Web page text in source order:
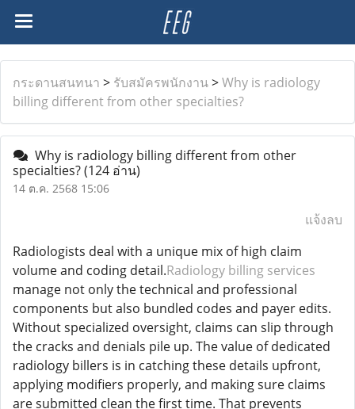
กระดานสนทนา > รับสมัครพนักงาน>Why is radiology
billing different from other specialties?
Why is radiology billing different from other
specialties?(124 อ่าน)
14 ต.ค. 2568 15:06
แจ้งลบ
Radiologists deal with a unique mix of high claim
volume and coding detail.Radiology billing services
manage not only the technical and professional
components but also bundled codes and payer edits.
Without specialized oversight, claims can slip through
the cracks and denials pile up. The value of dedicated
radiology billers is in catching these details upfront,
applying modifiers properly, and making sure claims
are submitted clean the first time. That prevents